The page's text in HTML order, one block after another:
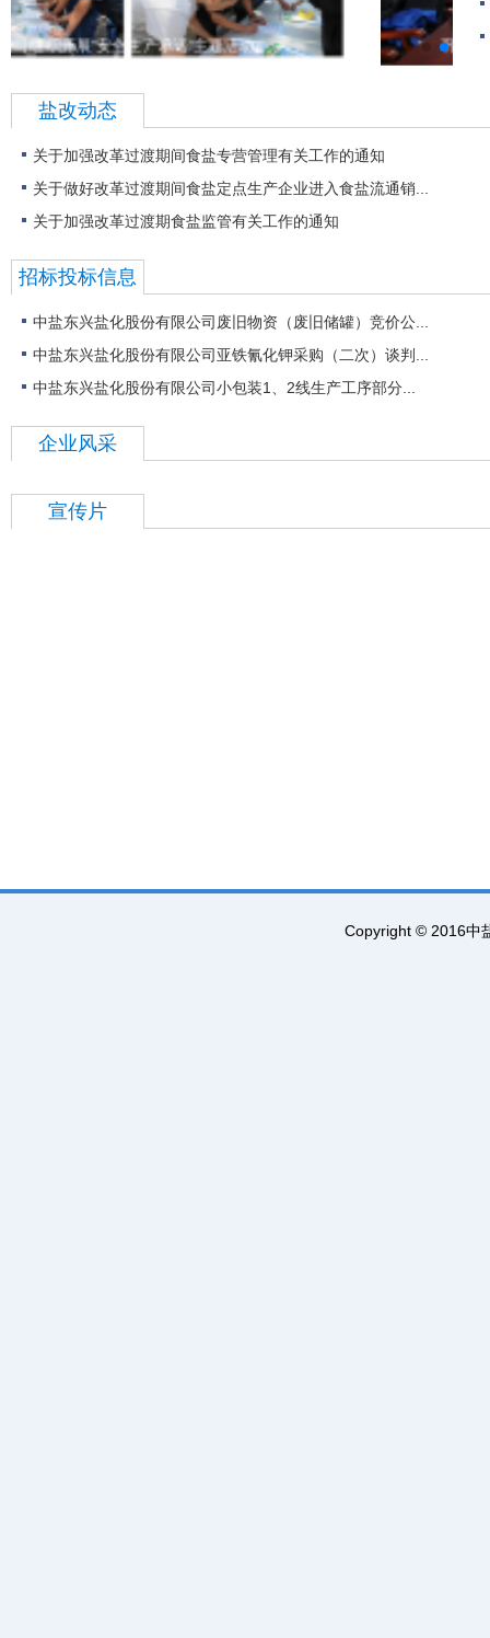
巩峰到中盐东兴公司开展安全生产专项调研督导
盐改动态
关于加强改革过渡期间食盐专营管理有关工作的通知
关于做好改革过渡期间食盐定点生产企业进入食盐流通销...
关于加强改革过渡期食盐监管有关工作的通知
招标投标信息
中盐东兴盐化股份有限公司废旧物资（废旧储罐）竞价公...
中盐东兴盐化股份有限公司亚铁氰化钾采购（二次）谈判...
中盐东兴盐化股份有限公司小包装1、2线生产工序部分...
企业风采
宣传片
特制食盐
Copyright © 2016中